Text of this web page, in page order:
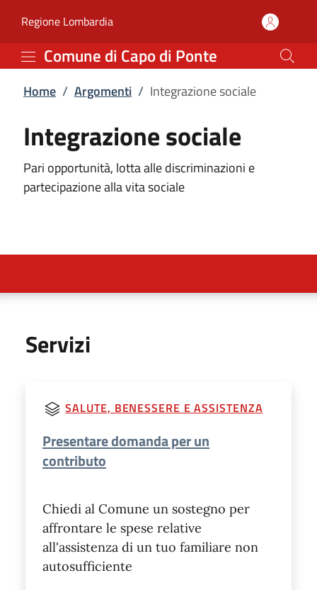
Integrazione sociale |
Regione Lombardia(apre in un'altra scheda).
Comune di Capo di Ponte
Home / Argomenti / Integrazione sociale
Integrazione sociale
Pari opportunità, lotta alle discriminazioni e
partecipazione alla vita sociale
Servizi
SALUTE, BENESSERE E ASSISTENZA
Presentare domanda per un
contributo
Chiedi al Comune un sostegno per
affrontare le spese relative
all'assistenza di un tuo familiare non
autosufficiente